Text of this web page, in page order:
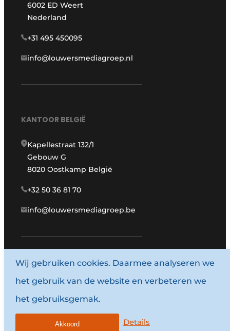
6002 ED Weert
Nederland
+31 495 450095
info@louwersmediagroep.nl
KANTOOR BELGIË
Kapellestraat 132/1
Gebouw G
8020 Oostkamp België
+32 50 36 81 70
info@louwersmediagroep.be
www.louwersmediagroep.com
© 1987 - 2026 Louwersmediagroep.
Algemene voorwaarden
Wij gebruiken cookies. Daarmee analyseren we
het gebruik van de website en verbeteren we
het gebruiksgemak.
Details
Akkoord